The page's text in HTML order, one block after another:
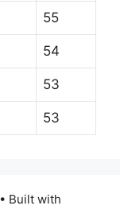
55
54
53
53
• Built with